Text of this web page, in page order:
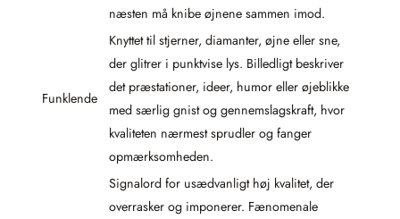
næsten må knibe øjnene sammen imod.
Funklende
Knyttet til stjerner, diamanter, øjne eller sne,
der glitrer i punktvise lys. Billedligt beskriver
det præstationer, ideer, humor eller øjeblikke
med særlig gnist og gennemslagskraft, hvor
kvaliteten nærmest sprudler og fanger
opmærksomheden.
Signalord for usædvanligt høj kvalitet, der
overrasker og imponerer. Fænomenale